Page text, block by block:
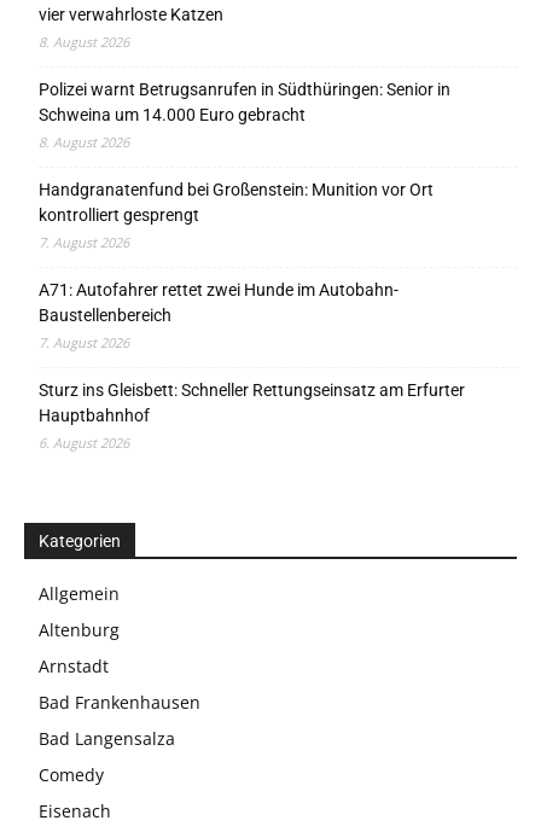
vier verwahrloste Katzen
8. August 2026
Polizei warnt Betrugsanrufen in Südthüringen: Senior in
Schweina um 14.000 Euro gebracht
8. August 2026
Handgranatenfund bei Großenstein: Munition vor Ort
kontrolliert gesprengt
7. August 2026
A71: Autofahrer rettet zwei Hunde im Autobahn-
Baustellenbereich
7. August 2026
Sturz ins Gleisbett: Schneller Rettungseinsatz am Erfurter
Hauptbahnhof
6. August 2026
Kategorien
Allgemein
Altenburg
Arnstadt
Bad Frankenhausen
Bad Langensalza
Comedy
Eisenach